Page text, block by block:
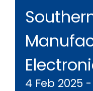
4 Feb 2025 -